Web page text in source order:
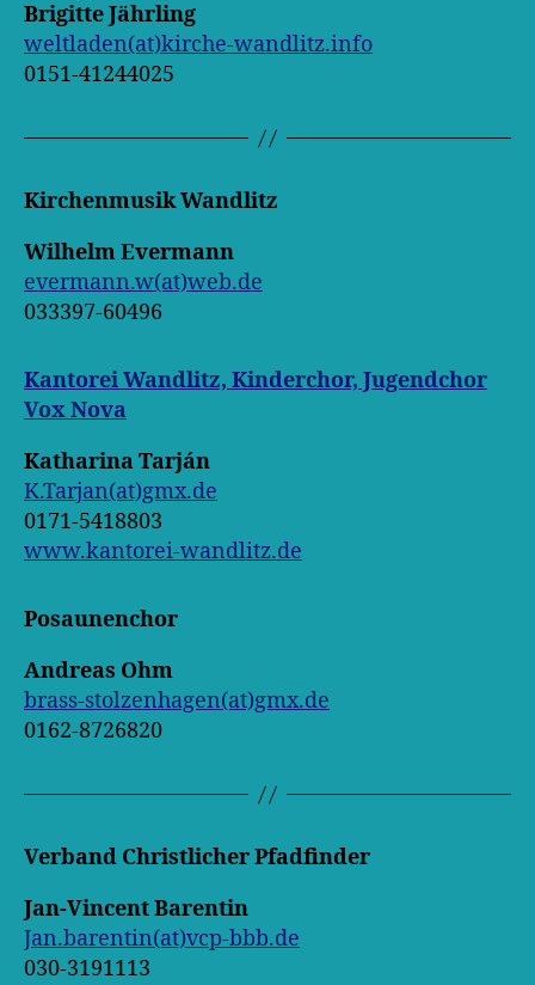
Brigitte Jährling
weltladen(at)kirche-wandlitz.info
0151-41244025
Kirchenmusik Wandlitz
Wilhelm Evermann
evermann.w(at)web.de
033397-60496
Kantorei Wandlitz, Kinderchor, Jugendchor
Vox Nova
Katharina Tarján
K.Tarjan(at)gmx.de
0171-5418803
www.kantorei-wandlitz.de
Posaunenchor
Andreas Ohm
brass-stolzenhagen(at)gmx.de
0162-8726820
Verband Christlicher Pfadfinder
Jan-Vincent Barentin
Jan.barentin(at)vcp-bbb.de
030-3191113